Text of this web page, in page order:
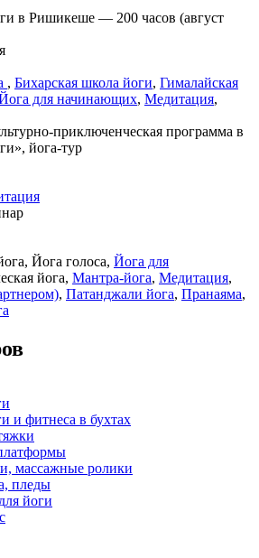
в Ришикеше — 200 часов (август
, Бихарская школа йоги, Гималайская
для начинающих, Медитация,
приключенческая программа в
йога-тур
Йога голоса, Йога для
йога, Мантра-йога, Медитация,
, Патанджали йога, Пранаяма,
и фитнеса в бухтах
массажные ролики
пледы
йоги